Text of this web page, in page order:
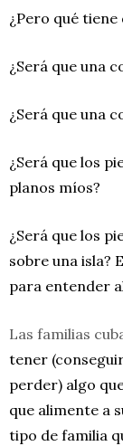
¿Pero qué tiene
¿Será que una
¿Será que una
¿Será que los
planos míos?
¿Será que los
sobre una isla?
para entender
Las familias
tener
perder) algo
que alimente a
tipo de familia